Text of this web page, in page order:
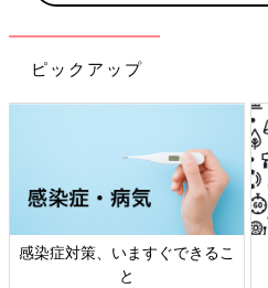
ピックアップ
感染症対策、いますぐできるこ
と